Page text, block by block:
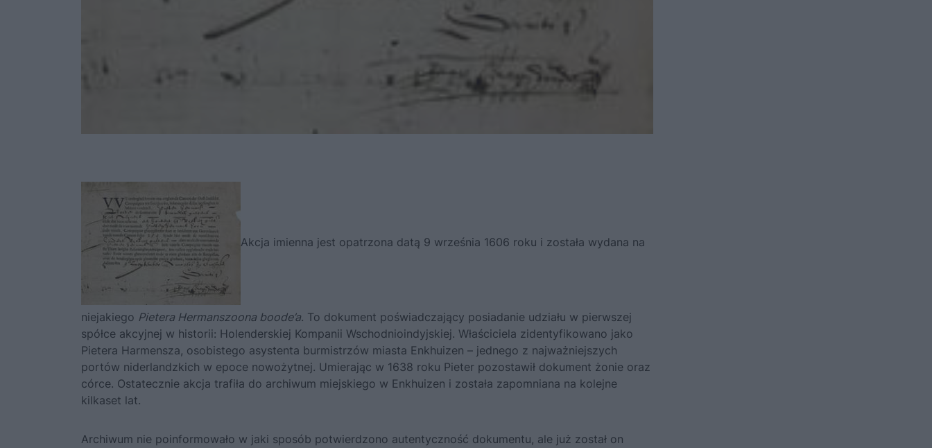
Akcja imienna jest opatrzona datą 9 września 1606 roku i została wydana na
niejakiego Pietera Hermanszoona boode’a. To dokument poświadczający posiadanie udziału w pierwszej
spółce akcyjnej w historii: Holenderskiej Kompanii Wschodnioindyjskiej. Właściciela zidentyfikowano jako
Pietera Harmensza, osobistego asystenta burmistrzów miasta Enkhuizen – jednego z najważniejszych
portów niderlandzkich w epoce nowożytnej. Umierając w 1638 roku Pieter pozostawił dokument żonie oraz
córce. Ostatecznie akcja trafiła do archiwum miejskiego w Enkhuizen i została zapomniana na kolejne
kilkaset lat.
Archiwum nie poinformowało w jaki sposób potwierdzono autentyczność dokumentu, ale już został on